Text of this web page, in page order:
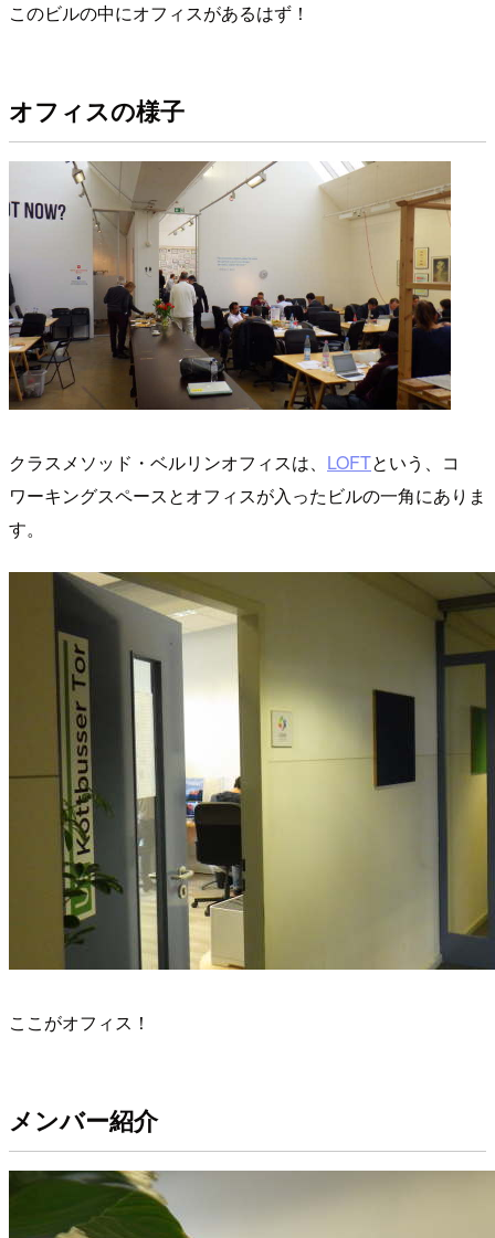
このビルの中にオフィスがあるはず！
オフィスの様子
クラスメソッド・ベルリンオフィスは、 LOFTという、コ
ワーキングスペースとオフィスが入ったビルの一角にありま
す。
ここがオフィス！
メンバー紹介